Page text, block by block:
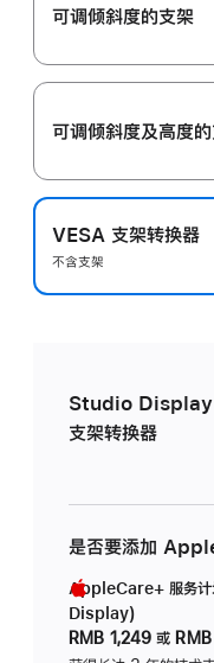
可调倾斜度的支架
可调倾斜度及高‍度
VESA 支架转换器
不含支架
Studio Display
支架转换器
是否要添加
AppleCare+ 服务
Display)
RMB 1,249 或